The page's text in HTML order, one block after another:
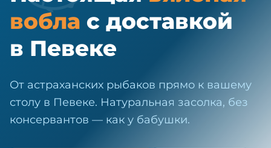
вобла с доставкой
в Певеке
От астраханских рыбаков прямо к вашему
столу в Певеке. Натуральная засолка, без
консервантов — как у бабушки.